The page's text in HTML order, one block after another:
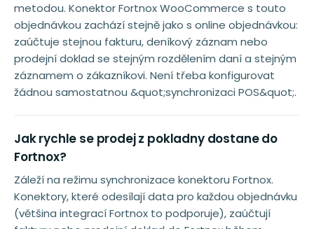
metodou. Konektor Fortnox WooCommerce s touto
objednávkou zachází stejně jako s online objednávkou:
zaúčtuje stejnou fakturu, deníkový záznam nebo
prodejní doklad se stejným rozdělením daní a stejným
záznamem o zákazníkovi. Není třeba konfigurovat
žádnou samostatnou &quot;synchronizaci POS&quot;.
Jak rychle se prodej z pokladny dostane do
Fortnox?
Záleží na režimu synchronizace konektoru Fortnox.
Konektory, které odesílají data pro každou objednávku
(většina integrací Fortnox to podporuje), zaúčtují